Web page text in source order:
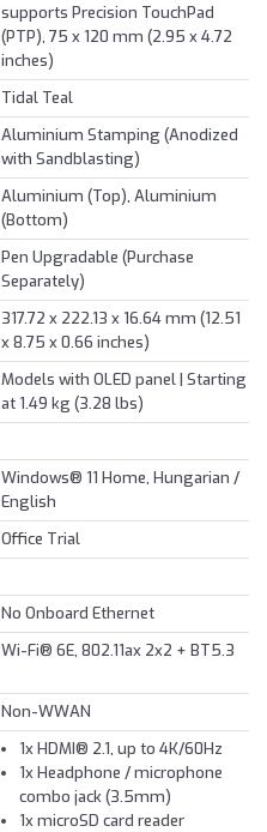
supports Precision TouchPad
(PTP), 75 x 120 mm (2.95 x 4.72
inches)
Tidal Teal
Aluminium Stamping (Anodized
with Sandblasting)
Aluminium (Top), Aluminium
(Bottom)
Pen Upgradable (Purchase
Separately)
317.72 x 222.13 x 16.64 mm (12.51
x 8.75 x 0.66 inches)
Models with OLED panel | Starting
at 1.49 kg (3.28 lbs)
Windows® 11 Home, Hungarian /
English
Office Trial
No Onboard Ethernet
Wi-Fi® 6E, 802.11ax 2x2 + BT5.3
Non-WWAN
1x HDMI® 2.1, up to 4K/60Hz
1x Headphone / microphone
combo jack (3.5mm)
1x microSD card reader